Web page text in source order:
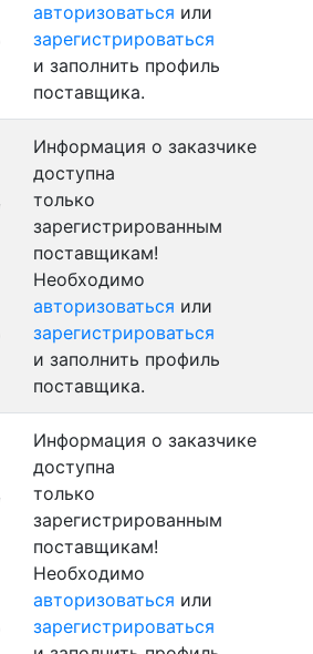
авторизоваться или
зарегистрироваться
и заполнить профиль
поставщика.
Информация о заказчике
доступна
только
зарегистрированным
поставщикам!
Необходимо
авторизоваться или
зарегистрироваться
и заполнить профиль
поставщика.
Информация о заказчике
доступна
только
зарегистрированным
поставщикам!
Необходимо
авторизоваться или
зарегистрироваться